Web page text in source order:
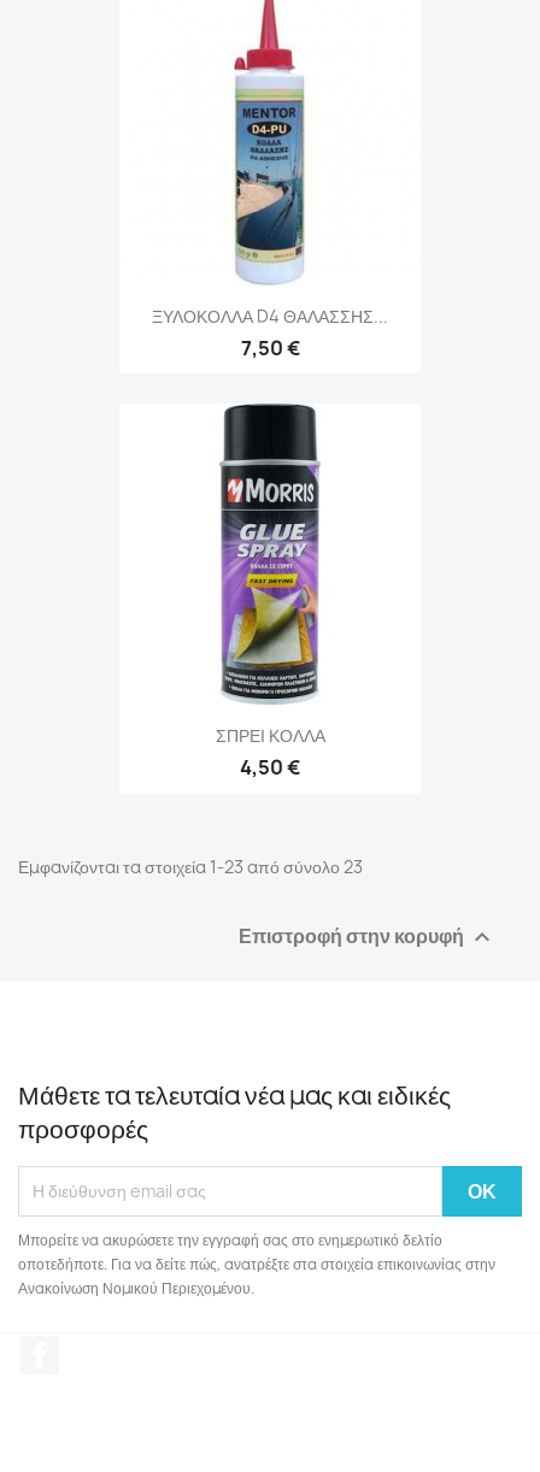
ΞΥΛΟΚΟΛΛΑ D4 ΘΑΛΑΣΣΗΣ...
7,50 €
ΣΠΡΕΙ ΚΟΛΛΑ
4,50 €
Εμφανίζονται τα στοιχεία 1-23 από σύνολο 23
Επιστροφή στην κορυφή 
Μάθετε τα τελευταία νέα μας και ειδικές
προσφορές
Μπορείτε να ακυρώσετε την εγγραφή σας στο ενημερωτικό δελτίο
οποτεδήποτε. Για να δείτε πώς, ανατρέξτε στα στοιχεία επικοινωνίας στην
Ανακοίνωση Νομικού Περιεχομένου.